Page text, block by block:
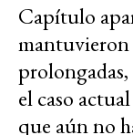
Capítulo
mantuvieron
el caso
que aún no